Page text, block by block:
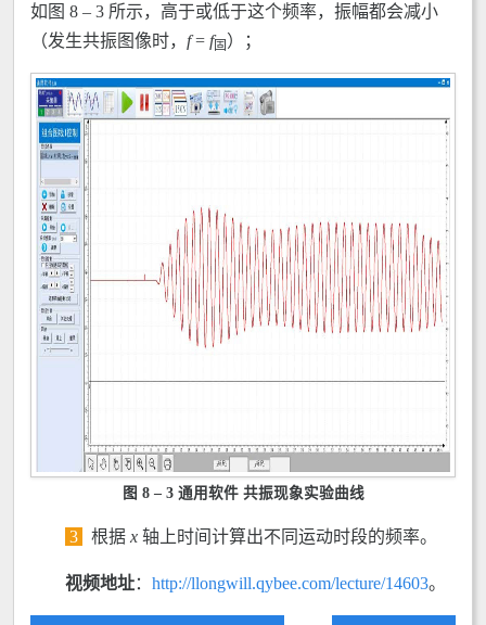
如图 8 – 3 所示，高于或低于这个频率，振幅都会减小
（发生共振图像时， f= f固 ）；
图 8 – 3 通用软件 共振现象实验曲线
3 根据 x 轴上时间计算出不同运动时段的频率。
视频地址： http://llongwill.qybee.com/lecture/14603。